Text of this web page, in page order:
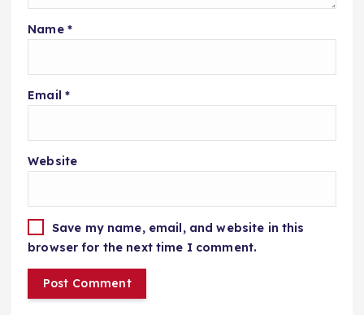
Name *
Email *
Website
Save my name, email, and website in this
browser for the next time I comment.